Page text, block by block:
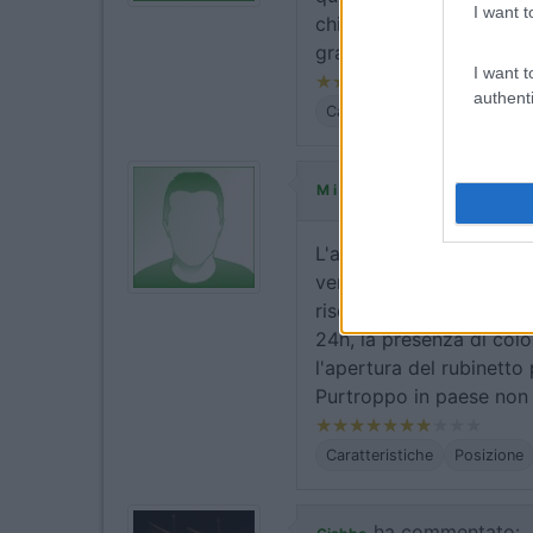
I want
I want
chiuse. Sosta a
gratuito...
Caratteristiche
M i k r o ha commentato:
L'area è in cima al
ventilato). Gli stalli non
rischio che, specie nel
24h, la presenza di
l'apertura del rubinetto
Purtroppo in paese
Caratteristiche Posizione